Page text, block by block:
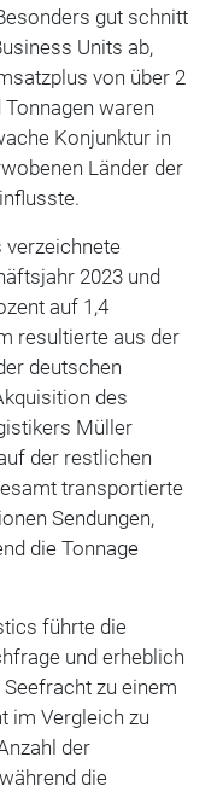
gut schnitt
Units ab,
von über 2
Tonnagen waren
Konjunktur in
Länder der
verzeichnete
2023 und
auf 1,4
resultierte aus der
deutschen
des
Müller
der restlichen
transportierte
Sendungen,
die Tonnage
führte die
und erheblich
zu einem
im Vergleich zu
der
die